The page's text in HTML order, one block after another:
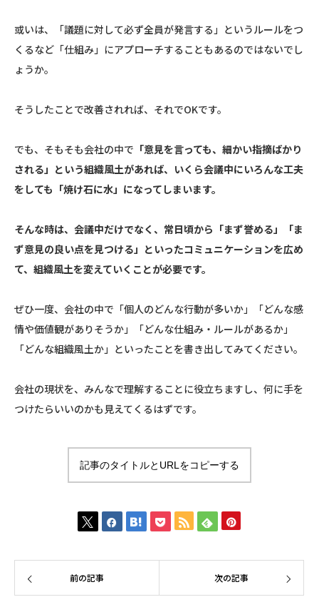
或いは、「議題に対して必ず全員が発言する」というルールをつ
くるなど「仕組み」にアプローチすることもあるのではないでし
ょうか。
そうしたことで改善されれば、それでOKです。
でも、そもそも会社の中で 「意見を言っても、細かい指摘ばかり
される」という組織風土があれば、いくら会議中にいろんな工夫
をしても「焼け石に水」になってしまいます。
そんな時は、会議中だけでなく、常日頃から「まず誉める」「ま
ず意見の良い点を見つける」といったコミュニケーションを広め
て、組織風土を変えていくことが必要です。
ぜひ一度、会社の中で「個人のどんな行動が多いか」「どんな感
情や価値観がありそうか」「どんな仕組み・ルールがあるか」
「どんな組織風土か」といったことを書き出してみてください。
会社の現状を、みんなで理解することに役立ちますし、何に手を
つけたらいいのかも見えてくるはずです。
記事のタイトルとURLをコピーする
前の記事 次の記事